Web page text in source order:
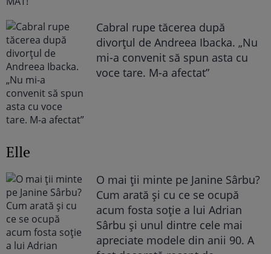
Cabral rupe tăcerea după
divorțul de Andreea Ibacka. „Nu
mi-a convenit să spun asta cu
voce tare. M-a afectat”
Elle
O mai ții minte pe Janine Sârbu?
Cum arată și cu ce se ocupă
acum fosta soție a lui Adrian
Sârbu și unul dintre cele mai
apreciate modele din anii 90. A